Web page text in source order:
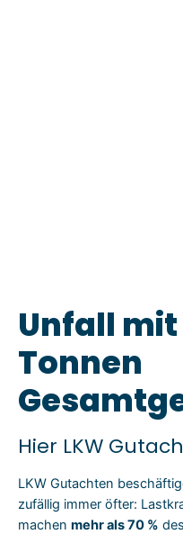
Unfall
Tonnen
Hier LKW
LKW Gutachten
zufällig immer öfter:
machen mehr als 70 %